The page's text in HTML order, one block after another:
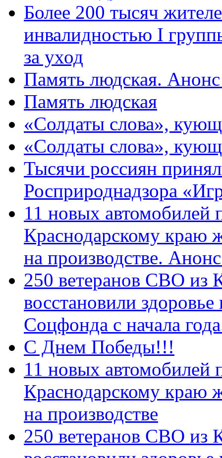
Более 200 тысяч
инвалидностью I
за уход
Память людская.
Память людская
«Солдаты слова»,
«Солдаты слова»,
Тысячи россиян
Росприроднадзора
11 новых автомобилей
Краснодарскому краю
на производстве.
250 ветеранов СВО из
восстановили
Соцфонда с начала
С Днем Победы!!!
11 новых автомобилей
Краснодарскому краю
на производстве
250 ветеранов СВО из